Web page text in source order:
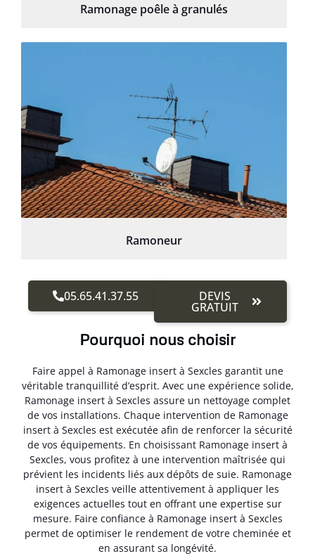
Ramonage poêle à granulés
Ramoneur
05.65.41.37.55 DEVIS
GRATUIT
Pourquoi nous choisir
Faire appel à Ramonage insert à Sexcles garantit une
véritable tranquillité d’esprit. Avec une expérience solide,
Ramonage insert à Sexcles assure un nettoyage complet
de vos installations. Chaque intervention de Ramonage
insert à Sexcles est exécutée afin de renforcer la sécurité
de vos équipements. En choisissant Ramonage insert à
Sexcles, vous profitez à une intervention maîtrisée qui
prévient les incidents liés aux dépôts de suie. Ramonage
insert à Sexcles veille attentivement à appliquer les
exigences actuelles tout en offrant une expertise sur
mesure. Faire confiance à Ramonage insert à Sexcles
permet de optimiser le rendement de votre cheminée et
en assurant sa longévité.